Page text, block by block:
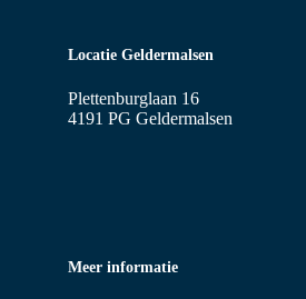
Meer informatie
Locatie Geldermalsen
Plettenburglaan 16
4191 PG Geldermalsen